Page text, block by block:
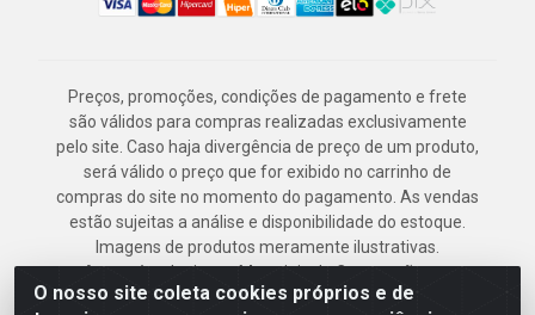
O nosso site coleta cookies próprios e de
Preços, promoções, condições de pagamento e frete
são válidos para compras realizadas exclusivamente
pelo site. Caso haja divergência de preço de um produto,
será válido o preço que for exibido no carrinho de
compras do site no momento do pagamento. As vendas
estão sujeitas a análise e disponibilidade do estoque.
Imagens de produtos meramente ilustrativas.
Armazém Jenipapo Materiais de Construção em
Geral LTDA - Rua das Flores, 2691 - Guabiraba,